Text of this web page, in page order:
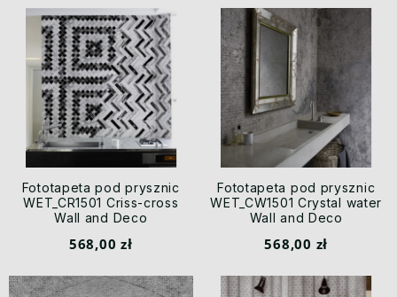
Fototapeta pod prysznic
WET_CR1501 Criss-cross
Wall and Deco
568,00 zł
Fototapeta pod prysznic
WET_CW1501 Crystal water
Wall and Deco
568,00 zł